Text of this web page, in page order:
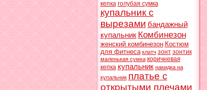
кепка голубая сумка
купальник с
вырезами бандажный
купальник Комбинезон
женский комбинезон Костюм
для фитнеса клатч зонт зонтик
маленькая сумка коричневая
кепка купальник накидка на
купальник платье с
открытыми плечами